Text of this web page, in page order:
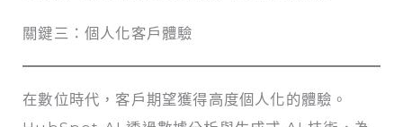
關鍵三：個人化客戶體驗
在數位時代，客戶期望獲得高度個人化的體驗。